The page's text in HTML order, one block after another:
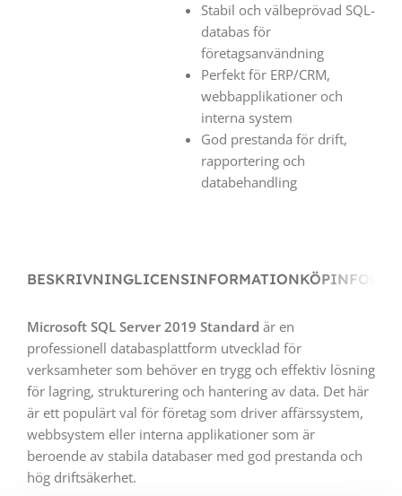
Stabil och välbeprövad SQL-
databas för
företagsanvändning
Perfekt för ERP/CRM,
webbapplikationer och
interna system
God prestanda för drift,
rapportering och
databehandling
BESKRIVNINGLICENSINFORMATION
Microsoft SQL Server 2019 Standard är en
professionell databasplattform utvecklad för
verksamheter som behöver en trygg och effektiv lösning
för lagring, strukturering och hantering av data. Det här
är ett populärt val för företag som driver affärssystem,
webbsystem eller interna applikationer som är
beroende av stabila databaser med god prestanda och
hög driftsäkerhet.